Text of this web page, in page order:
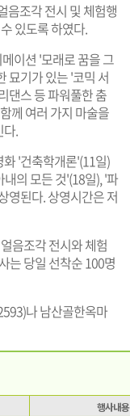
음조각 전시 및 체험행
있도록 하였다.
이션 '모래로 꿈을 그
묘기가 있는 '코믹 서
댄스 등 파워풀한 춤
께 여러 가지 마술을
다.
'건축학개론'(11일)
의 모든 것'(18일), '파
영된다. 상영시간은 저
음조각 전시와 체험
는 당일 선착순 100명
나 남산골한옥마
행사내용